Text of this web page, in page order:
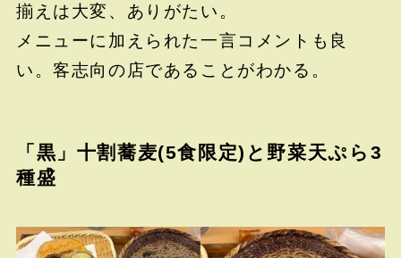
揃えは大変、ありがたい。
メニューに加えられた一言コメントも良
い。客志向の店であることがわかる。
「黒」十割蕎麦(5食限定)と野菜天ぷら3
種盛